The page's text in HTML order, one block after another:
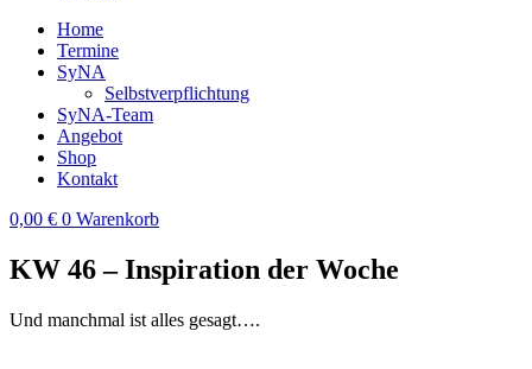
Home
Termine
SyNA
Selbstverpflichtung
SyNA-Team
Angebot
Shop
Kontakt
0,00 € 0 Warenkorb
KW 46 – Inspiration der Woche
Und manchmal ist alles gesagt….